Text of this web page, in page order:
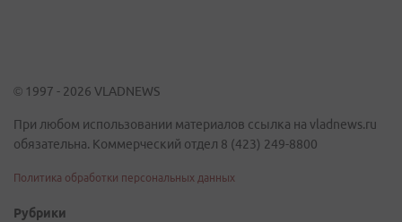
© 1997 - 2026 VLADNEWS
При любом использовании материалов ссылка на vladnews.ru
обязательна. Коммерческий отдел 8 (423) 249-8800
Политика обработки персональных данных
Рубрики